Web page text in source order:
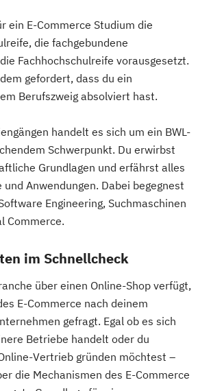
ein E-Commerce Studium die
die fachgebundene
Fachhochschulreife vorausgesetzt.
gefordert, dass du ein
Berufszweig absolviert hast.
handelt es sich um ein BWL-
Schwerpunkt. Du erwirbst
Grundlagen und erfährst alles
Anwendungen. Dabei begegnest
Engineering, Suchmaschinen
Commerce.
im Schnellcheck
über einen Online-Shop verfügt,
E-Commerce nach deinem
gefragt. Egal ob es sich
Betriebe handelt oder du
Vertrieb gründen möchtest –
die Mechanismen des E-Commerce